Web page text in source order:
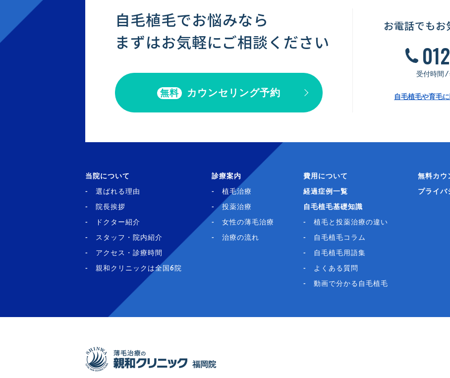
自毛植毛でお悩みなら
まずはお気軽にご相談ください
無料 カウンセリング予約
お電話でも
受付時間 /
自毛植毛や育毛
当院について
選ばれる理由
院長挨拶
ドクター紹介
スタッフ・院内紹介
アクセス・診療時間
親和クリニックは全国6院
診療案内
植毛治療
投薬治療
女性の薄毛治療
治療の流れ
費用について
経過症例一覧
自毛植毛基礎知識
植毛と投薬治療の違い
自毛植毛コラム
自毛植毛用語集
よくある質問
動画で分かる自毛植毛
無料カウ
プライバ
福岡院